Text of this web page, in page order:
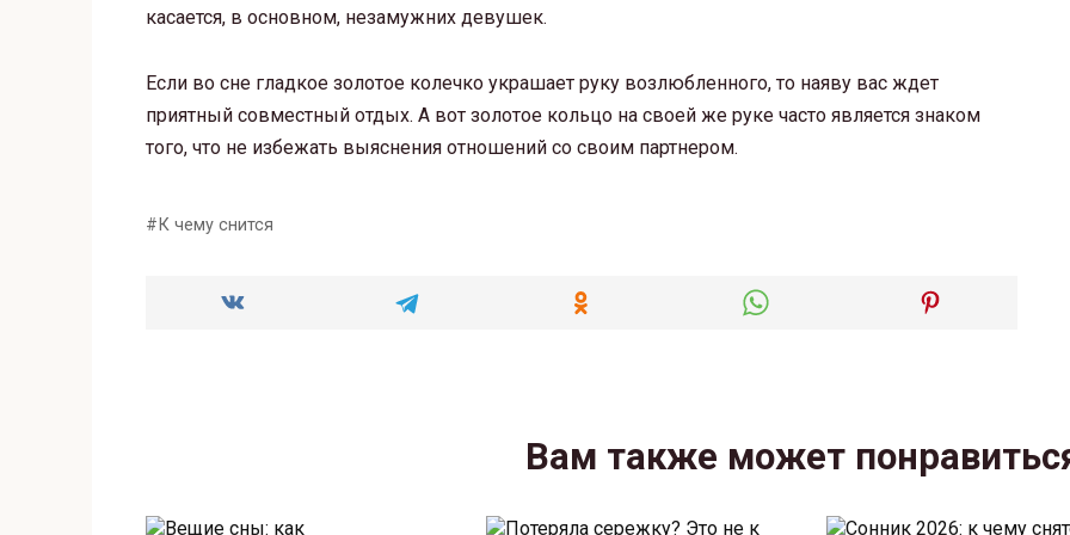
касается, в основном, незамужних девушек.
Если во сне гладкое золотое колечко украшает руку возлюбленного, то наяву вас ждет
приятный совместный отдых. А вот золотое кольцо на своей же руке часто является знаком
того, что не избежать выяснения отношений со своим партнером.
К чему снится
Вам также может